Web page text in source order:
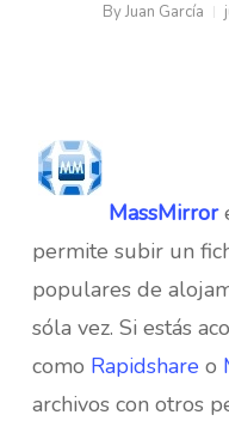
ByJuan García
MassMirror
permite subir un
populares de
sóla vez. Si estás
como Rapidshare o
archivos con otros